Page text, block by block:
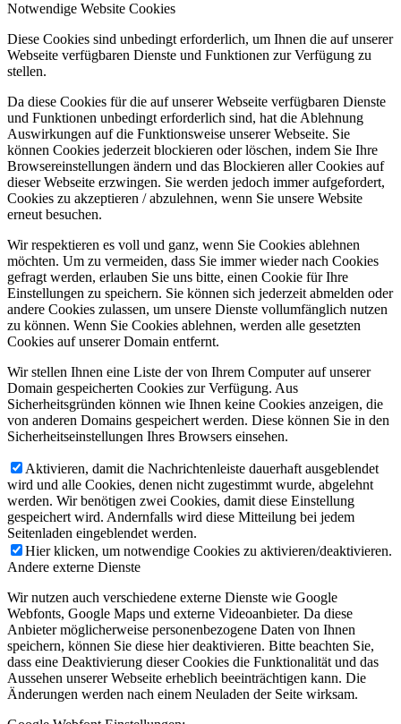
Notwendige Website Cookies
Diese Cookies sind unbedingt erforderlich, um Ihnen die auf unserer
Webseite verfügbaren Dienste und Funktionen zur Verfügung zu
stellen.
Da diese Cookies für die auf unserer Webseite verfügbaren Dienste
und Funktionen unbedingt erforderlich sind, hat die Ablehnung
Auswirkungen auf die Funktionsweise unserer Webseite. Sie
können Cookies jederzeit blockieren oder löschen, indem Sie Ihre
Browsereinstellungen ändern und das Blockieren aller Cookies auf
dieser Webseite erzwingen. Sie werden jedoch immer aufgefordert,
Cookies zu akzeptieren / abzulehnen, wenn Sie unsere Website
erneut besuchen.
Wir respektieren es voll und ganz, wenn Sie Cookies ablehnen
möchten. Um zu vermeiden, dass Sie immer wieder nach Cookies
gefragt werden, erlauben Sie uns bitte, einen Cookie für Ihre
Einstellungen zu speichern. Sie können sich jederzeit abmelden oder
andere Cookies zulassen, um unsere Dienste vollumfänglich nutzen
zu können. Wenn Sie Cookies ablehnen, werden alle gesetzten
Cookies auf unserer Domain entfernt.
Wir stellen Ihnen eine Liste der von Ihrem Computer auf unserer
Domain gespeicherten Cookies zur Verfügung. Aus
Sicherheitsgründen können wie Ihnen keine Cookies anzeigen, die
von anderen Domains gespeichert werden. Diese können Sie in den
Sicherheitseinstellungen Ihres Browsers einsehen.
Aktivieren, damit die Nachrichtenleiste dauerhaft ausgeblendet
wird und alle Cookies, denen nicht zugestimmt wurde, abgelehnt
werden. Wir benötigen zwei Cookies, damit diese Einstellung
gespeichert wird. Andernfalls wird diese Mitteilung bei jedem
Seitenladen eingeblendet werden.
Hier klicken, um notwendige Cookies zu aktivieren/deaktivieren.
Andere externe Dienste
Wir nutzen auch verschiedene externe Dienste wie Google
Webfonts, Google Maps und externe Videoanbieter. Da diese
Anbieter möglicherweise personenbezogene Daten von Ihnen
speichern, können Sie diese hier deaktivieren. Bitte beachten Sie,
dass eine Deaktivierung dieser Cookies die Funktionalität und das
Aussehen unserer Webseite erheblich beeinträchtigen kann. Die
Änderungen werden nach einem Neuladen der Seite wirksam.